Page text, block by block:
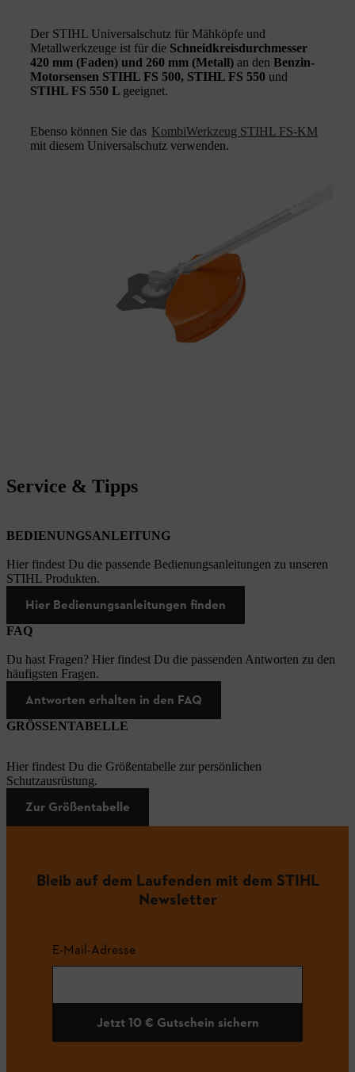
Der STIHL Universalschutz für Mähköpfe und
Metallwerkzeuge ist für die Schneidkreisdurchmesser
420 mm (Faden) und 260 mm (Metall) an den Benzin-
Motorsensen STIHL FS 500, STIHL FS 550 und
STIHL FS 550 L geeignet.
Ebenso können Sie das KombiWerkzeug STIHL FS-KM
mit diesem Universalschutz verwenden.
Service & Tipps
BEDIENUNGSANLEITUNG
Hier findest Du die passende Bedienungsanleitungen zu unseren
STIHL Produkten.
Hier Bedienungsanleitungen finden
FAQ
Du hast Fragen? Hier findest Du die passenden Antworten zu den
häufigsten Fragen.
Antworten erhalten in den FAQ
GRÖSSENTABELLE
Hier findest Du die Größentabelle zur persönlichen
Schutzausrüstung.
Zur Größentabelle
Bleib auf dem Laufenden mit dem STIHL
Newsletter
E-Mail-Adresse
Jetzt 10 € Gutschein sichern